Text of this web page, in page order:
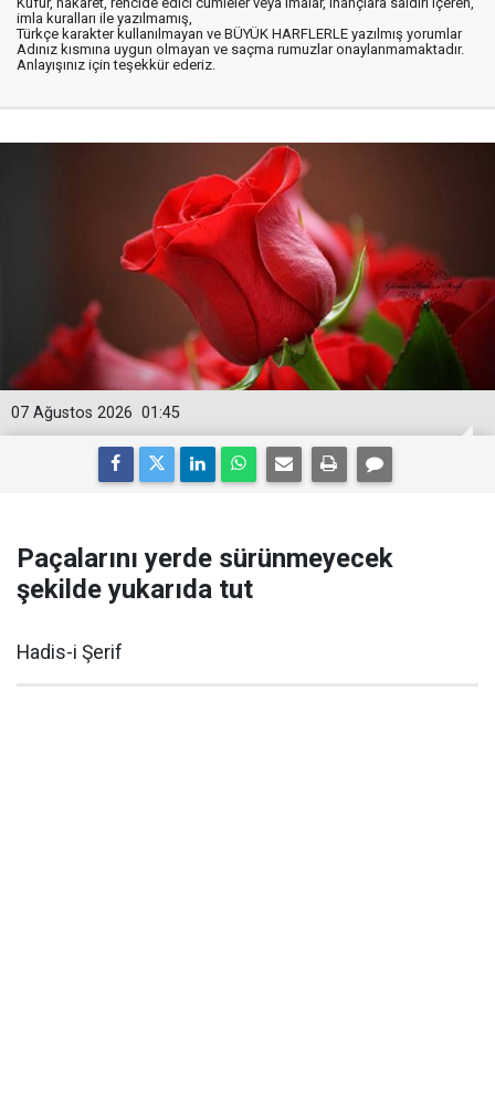
imla kuralları ile yazılmamış,
Türkçe karakter kullanılmayan ve BÜYÜK HARFLERLE yazılmış yorumlar
Adınız kısmına uygun olmayan ve saçma rumuzlar onaylanmamaktadır.
Anlayışınız için teşekkür ederiz.
01:45
07 Ağustos 2026
Paçalarını yerde sürünmeyecek
şekilde yukarıda tut
Hadis-i Şerif